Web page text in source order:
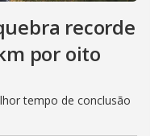
recorde
por oito
tempo de conclusão